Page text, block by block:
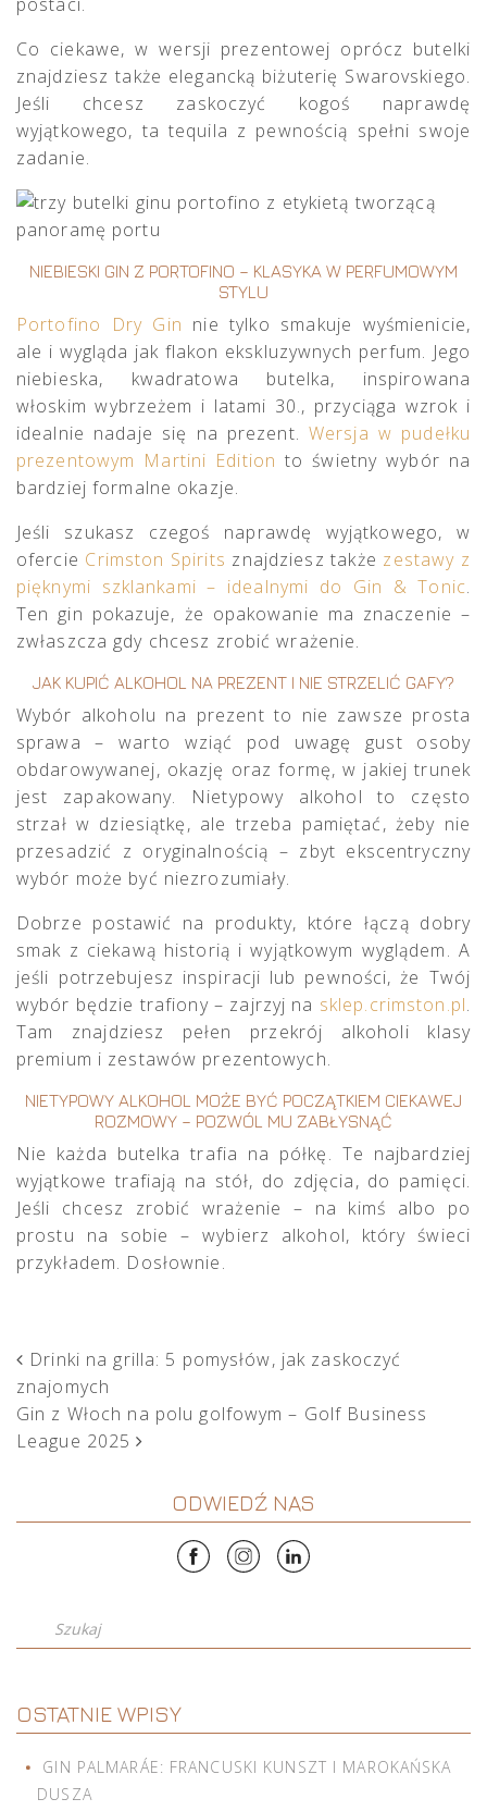
Co ciekawe, w wersji prezentowej oprócz butelki
znajdziesz także elegancką biżuterię Swarovskiego.
Jeśli chcesz zaskoczyć kogoś naprawdę
wyjątkowego, ta tequila z pewnością spełni swoje
zadanie.
NIEBIESKI GIN Z PORTOFINO – KLASYKA W PERFUMOWYM
STYLU
Portofino Dry Gin nie tylko smakuje wyśmienicie,
ale i wygląda jak flakon ekskluzywnych perfum. Jego
niebieska, kwadratowa butelka, inspirowana
włoskim wybrzeżem i latami 30., przyciąga wzrok i
idealnie nadaje się na prezent.Wersja w pudełku
prezentowym Martini Edition to świetny wybór na
bardziej formalne okazje.
Jeśli szukasz czegoś naprawdę wyjątkowego, w
ofercie Crimston Spirits znajdziesz także zestawy z
pięknymi szklankami – idealnymi do Gin & Tonic.
Ten gin pokazuje, że opakowanie ma znaczenie –
zwłaszcza gdy chcesz zrobić wrażenie.
JAK KUPIĆ ALKOHOL NA PREZENT I NIE STRZELIĆ GAFY?
Wybór alkoholu na prezent to nie zawsze prosta
sprawa – warto wziąć pod uwagę gust osoby
obdarowywanej, okazję oraz formę, w jakiej trunek
jest zapakowany. Nietypowy alkohol to często
strzał w dziesiątkę, ale trzeba pamiętać, żeby nie
przesadzić z oryginalnością – zbyt ekscentryczny
wybór może być niezrozumiały.
Dobrze postawić na produkty, które łączą dobry
smak z ciekawą historią i wyjątkowym wyglądem. A
jeśli potrzebujesz inspiracji lub pewności, że Twój
wybór będzie trafiony – zajrzyj na sklep.crimston.pl.
Tam znajdziesz pełen przekrój alkoholi klasy
premium i zestawów prezentowych.
NIETYPOWY ALKOHOL MOŻE BYĆ POCZĄTKIEM CIEKAWEJ
ROZMOWY – POZWÓL MU ZABŁYSNĄĆ
Nie każda butelka trafia na półkę. Te najbardziej
wyjątkowe trafiają na stół, do zdjęcia, do pamięci.
Jeśli chcesz zrobić wrażenie – na kimś albo po
prostu na sobie – wybierz alkohol, który świeci
przykładem. Dosłownie.
POST NAVIGATION
Drinki na grilla: 5 pomysłów, jak zaskoczyć
znajomych
Gin z Włoch na polu golfowym – Golf Business
League 2025
ODWIEDŹ NAS
Szukaj
OSTATNIE WPISY
GIN PALMARÁE: FRANCUSKI KUNSZT I MAROKAŃSKA
DUSZA